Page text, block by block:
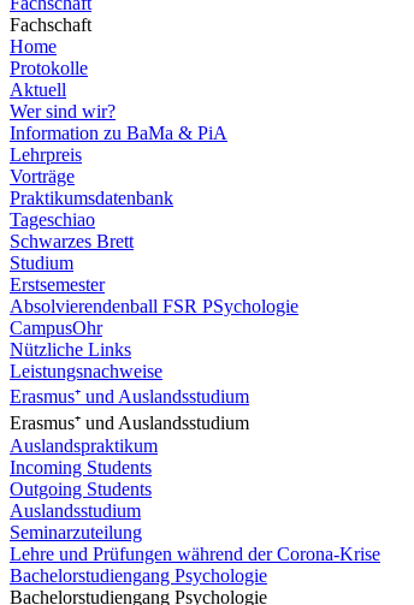
Fachschaft
Home
Protokolle
Aktuell
Wer sind wir?
Information zu BaMa & PiA
Lehrpreis
Vorträge
Praktikumsdatenbank
Tageschiao
Schwarzes Brett
Studium
Erstsemester
Absolvierendenball FSR PSychologie
CampusOhr
Nützliche Links
Leistungsnachweise
Erasmus⁺ und Auslandsstudium
Erasmus⁺ und Auslandsstudium
Auslandspraktikum
Incoming Students
Outgoing Students
Auslandsstudium
Seminarzuteilung
Lehre und Prüfungen während der Corona-Krise
Bachelorstudiengang Psychologie
Bachelorstudiengang Psychologie